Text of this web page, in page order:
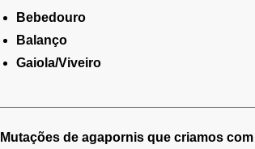
Bebedouro
Balanço
Gaiola/Viveiro
Mutações de agapornis que criamos